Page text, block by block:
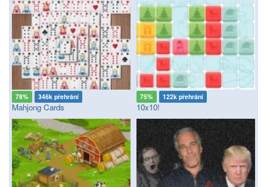
78% 346k přehrání
Mahjong Cards
75% 122k přehrání
10x10!